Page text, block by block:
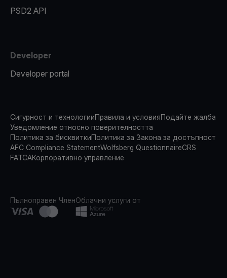
PSD2 API
Developer
Developer portal
Сигурност и технологииПравила и условияПодайте жалба
Уведомление относно поверителността
Политика за бисквиткиПолитика за Закона за достъпност
AFC Compliance StatementWolfsberg QuestionnaireCRS
FATCAКорпоративно управление
Пълноправен ЧленОблачни услуги от